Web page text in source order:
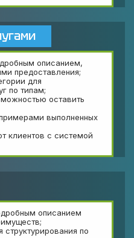
описанием,
предоставления;
для
по типам;
оставить
выполненных
клиентов с системой
описанием
по